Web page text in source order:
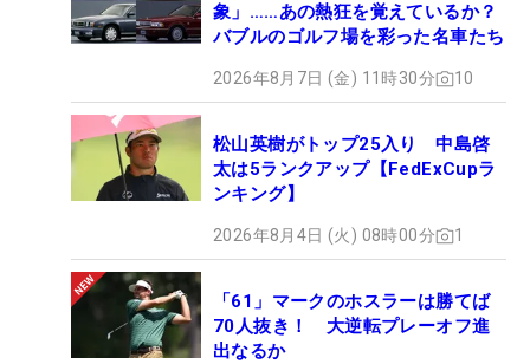
象」……あの熱狂を覚えているか？
バブルのゴルフ場を彩った名車たち
2026年8月7日 (金) 11時30分 10
松山英樹がトップ25入り 中島啓
太は5ランクアップ【FedExCupラ
ンキング】
2026年8月4日 (火) 08時00分 1
「61」マークのホスラーは勝てば
70人抜き！ 大逆転プレーオフ進
出なるか